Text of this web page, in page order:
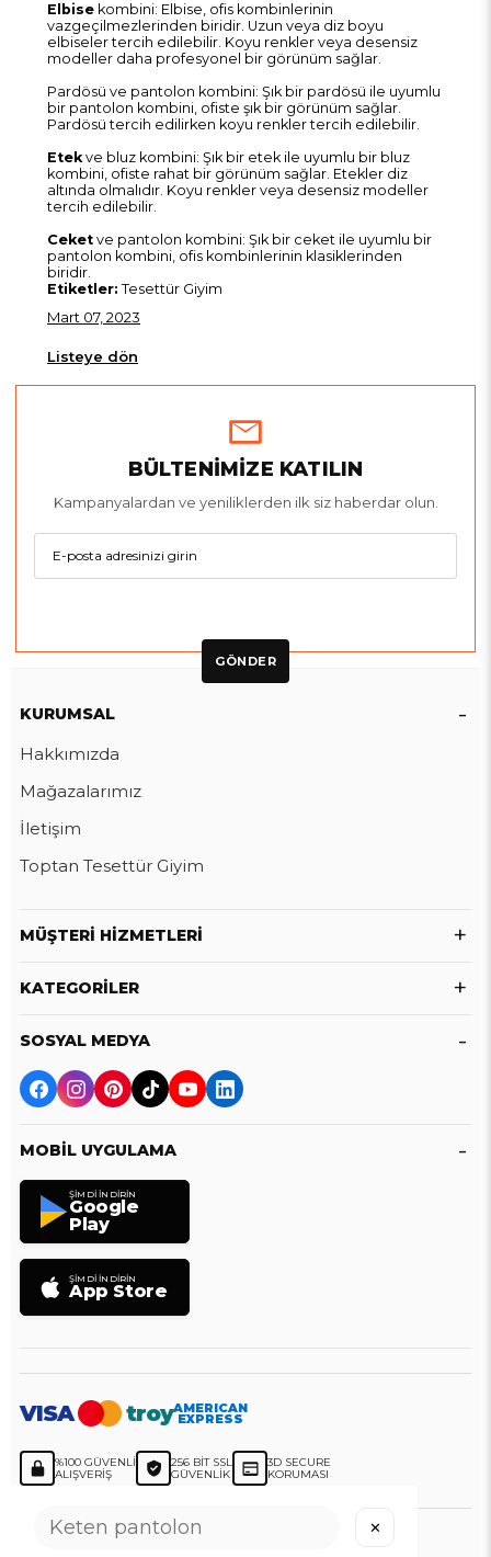
Elbise kombini: Elbise, ofis kombinlerinin
vazgeçilmezlerinden biridir. Uzun veya diz boyu
elbiseler tercih edilebilir. Koyu renkler veya desensiz
modeller daha profesyonel bir görünüm sağlar.
Pardösü ve pantolon kombini: Şık bir pardösü ile uyumlu
bir pantolon kombini, ofiste şık bir görünüm sağlar.
Pardösü tercih edilirken koyu renkler tercih edilebilir.
Etekve bluz kombini: Şık bir etek ile uyumlu bir bluz
kombini, ofiste rahat bir görünüm sağlar. Etekler diz
altında olmalıdır. Koyu renkler veya desensiz modeller
tercih edilebilir.
Ceket ve pantolon kombini: Şık bir ceket ile uyumlu bir
pantolon kombini, ofis kombinlerinin klasiklerinden
biridir.
Etiketler: Tesettür Giyim
Mart 07, 2023
Listeye dön
BÜLTENİMİZE KATILIN
Kampanyalardan ve yeniliklerden ilk siz haberdar olun.
GÖNDER
KURUMSAL
Hakkımızda
Mağazalarımız
İletişim
Toptan Tesettür Giyim
MÜŞTERI HIZMETLERI
KATEGORILER
SOSYAL MEDYA
MOBIL UYGULAMA
ŞIMDI İNDIRIN
Google
Play
ŞIMDI İNDIRIN
App Store
VISA troyAMERICAN
EXPRESS
%100 GÜVENLI
ALIŞVERIŞ
256 BIT SSL
GÜVENLIK
3D SECURE
KORUMASI
✕